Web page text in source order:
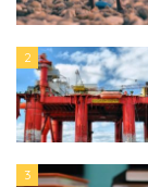
2
3